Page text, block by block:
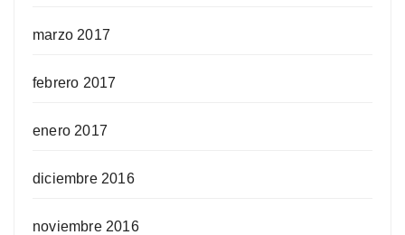
marzo 2017
febrero 2017
enero 2017
diciembre 2016
noviembre 2016